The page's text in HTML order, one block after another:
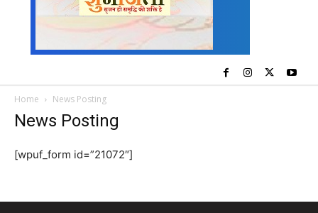
Home News Posting
News Posting
[wpuf_form id=”21072″]